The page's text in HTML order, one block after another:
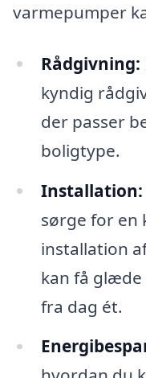
varmepumper
Rådgivning:
kyndig
der passer
boligtype.
Installation:
sørge for en
installation
kan få glæde
fra dag ét.